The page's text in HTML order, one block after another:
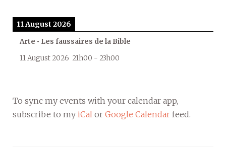
11 August 2026
Arte • Les faussaires de la Bible
11 August 2026 21h00 - 23h00
To sync my events with your calendar app,
subscribe to my iCal or Google Calendar feed.